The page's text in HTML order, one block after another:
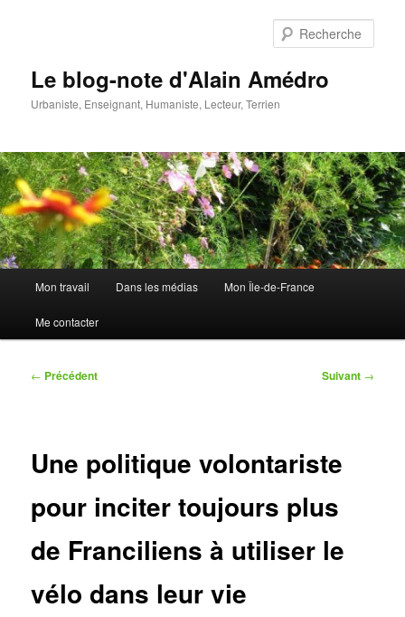
Le blog-note d'Alain Amédro
Urbaniste, Enseignant, Humaniste, Lecteur, Terrien
principal
Mon travail Dans les médias Mon Île-de-France
Me contacter
Navigation
← Précédent Suivant →
Une politique volontariste
pour inciter toujours plus
de Franciliens à utiliser le
vélo dans leur vie